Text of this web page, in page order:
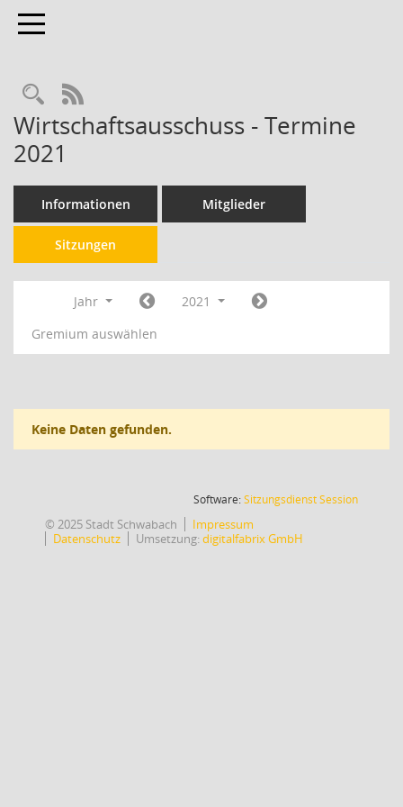
Toggle navigation
RSS-Feed
Wirtschaftsausschuss - Termine
2021
Informationen Mitglieder
Sitzungen
Jahr
2021
Gremium auswählen
Keine Daten gefunden.
Software:SitzungsdienstSession(Wird in
© 2025 Stadt Schwabach
Impressum
Datenschutz
Umsetzung:digitalfabrix GmbH